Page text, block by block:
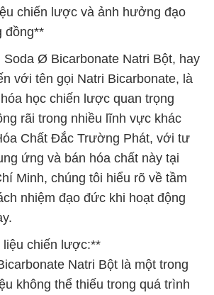
chiến lược và ảnh hưởng đạo
đồng**
Soda Ø Bicarbonate Natri Bột, hay
với tên gọi Natri Bicarbonate, là
học chiến lược quan trọng
rãi trong nhiều lĩnh vực khác
Chất Đắc Trường Phát, với tư
ứng và bán hóa chất này tại
Minh, chúng tôi hiểu rõ về tầm
nhiệm đạo đức khi hoạt động
liệu chiến lược:**
Natri Bột là một trong
không thể thiếu trong quá trình